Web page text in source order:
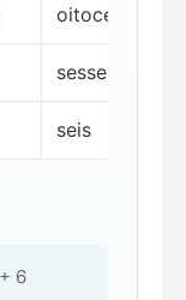
oitocentos
sessenta
seis
6